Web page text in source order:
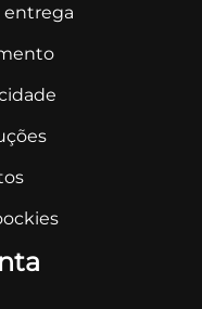
entrega